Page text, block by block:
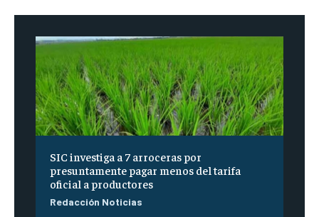
SIC investiga a 7 arroceras por
presuntamente pagar menos del tarifa
oficial a productores
Redacción Noticias